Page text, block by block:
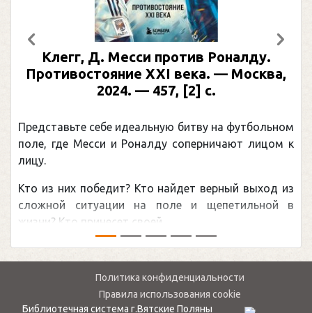
Д. Месси против Роналду.
XXI века. — Москва,
2024. — 457, [2] с.
себе идеальную битву на футбольном
где Месси и Роналду соперничают лицом к
них победит? Кто найдет верный выход из
ситуации на поле и щепетильной в
Кто принесет своей ...
Предыдущий
Политика конфиденциальности
Правила использования cookie
Библиотечная система г.Вятские Поляны